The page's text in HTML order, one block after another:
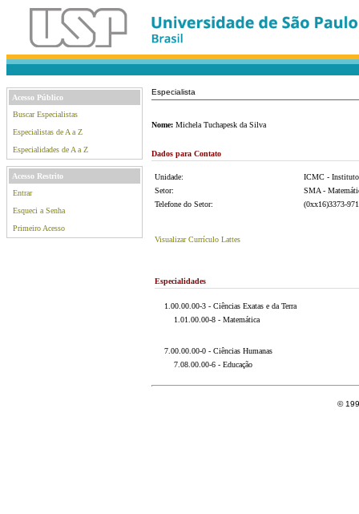
Acesso Público
Buscar Especialistas
Especialistas de A a Z
Especialidades de A a Z
Acesso Restrito
Entrar
Esqueci a Senha
Primeiro Acesso
Especialista
Nome: Michela Tuchapesk da Silva
Dados para Contato
Unidade:
ICMC - Instituto
Setor:
SMA -
Telefone do Setor:
(0xx16)3373-
Visualizar Currículo Lattes
Especialidades
1.00.00.00-3 - Ciências Exatas e da Terra
1.01.00.00-8 - Matemática
7.00.00.00-0 - Ciências Humanas
7.08.00.00-6 - Educação
©